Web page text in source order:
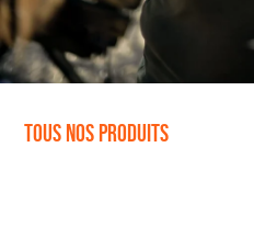
Tous nos produits